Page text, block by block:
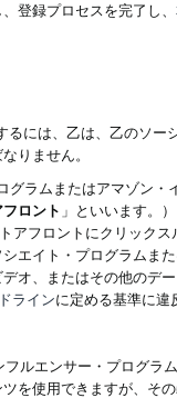
登録プロセスを完了し、
には、乙は、乙のソー
りません。
ラムまたはアマゾン・
フロント 」といいます。
アフロントにクリック
エイト・プログラム
オ、またはその他のデ
ラインに定める基準に違
ルエンサー・プログラ
を使用できますが、そ